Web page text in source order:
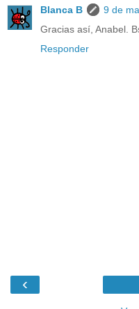
Blanca B
9 de
Gracias así, Anabel.
Responder
‹